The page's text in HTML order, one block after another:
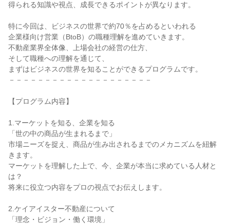
得られる知識や視点、成長できるポイントが異なります。
特に今回は、ビジネスの世界で約70％を占めるといわれる
企業様向け営業（BtoB）の職種理解を進めていきます。
不動産業界全体像、上場会社の経営の仕方、
そして職種への理解を通じて、
まずはビジネスの世界を知ることができるプログラムです。
－－－－－－－－－－－－－－－－－－－－
【プログラム内容】
1.マーケットを知る、企業を知る
「世の中の商品が生まれるまで」
市場ニーズを捉え、商品が生み出されるまでのメカニズムを紐解
きます。
マーケットを理解した上で、今、企業が本当に求めている人材と
は？
将来に役立つ内容をプロの視点でお伝えします。
2.ケイアイスター不動産について
「理念・ビジョン・働く環境」